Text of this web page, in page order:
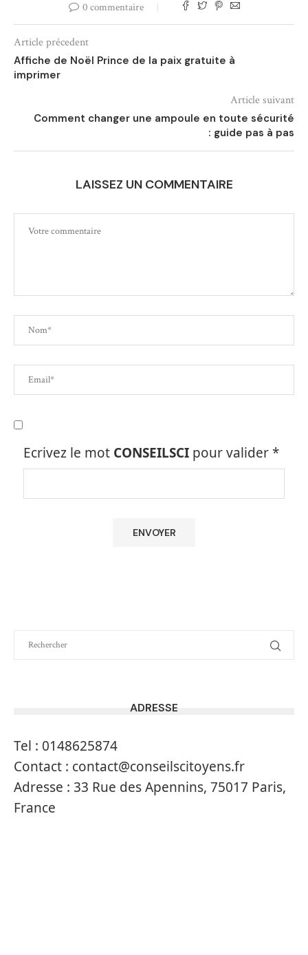
0 commentaire
Article précedent
Affiche de Noël Prince de la paix gratuite à
imprimer
Article suivant
Comment changer une ampoule en toute sécurité
: guide pas à pas
LAISSEZ UN COMMENTAIRE
Ecrivez le mot CONSEILSCI pour valider*
ADRESSE
Tel : 0148625874
Contact : contact@conseilscitoyens.fr
Adresse : 33 Rue des Apennins, 75017 Paris,
France